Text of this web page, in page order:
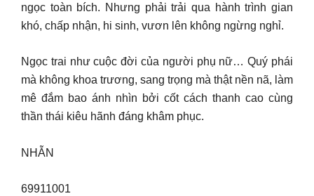
ngọc toàn bích. Nhưng phải trải qua hành trình gian
khó, chấp nhận, hi sinh, vươn lên không ngừng nghỉ.
Ngọc trai như cuộc đời của người phụ nữ… Quý phái
mà không khoa trương, sang trọng mà thật nền nã, làm
mê đắm bao ánh nhìn bởi cốt cách thanh cao cùng
thần thái kiêu hãnh đáng khâm phục.
NHẪN
69911001